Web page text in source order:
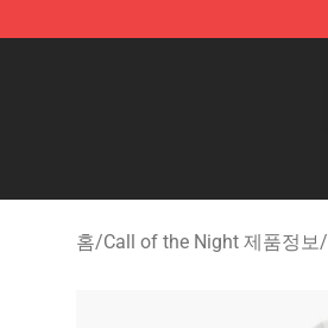
홈/Call of the Night 제품정보/